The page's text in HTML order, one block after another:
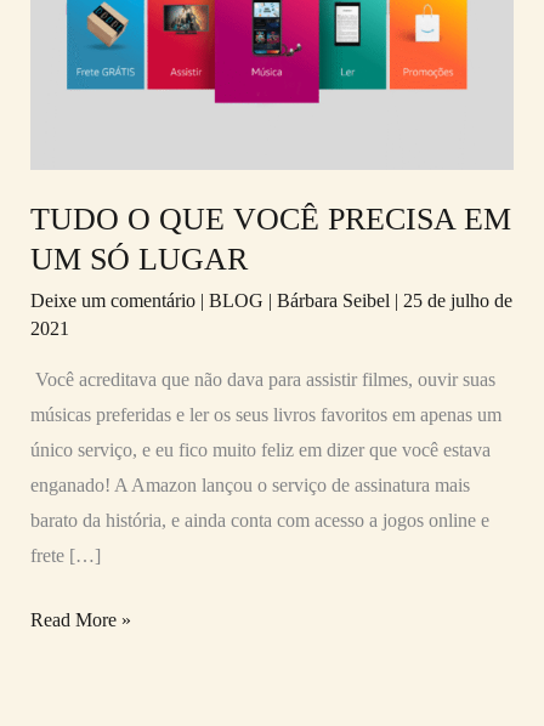
TUDO O QUE VOCÊ PRECISA EM
UM SÓ LUGAR
Deixe um comentário | BLOG | Bárbara Seibel | 25 de julho de
2021
Você acreditava que não dava para assistir filmes, ouvir suas
músicas preferidas e ler os seus livros favoritos em apenas um
único serviço, e eu fico muito feliz em dizer que você estava
enganado! A Amazon lançou o serviço de assinatura mais
barato da história, e ainda conta com acesso a jogos online e
frete […]
VOCÊ
PRECISA
SÓ
LUGAR
Read More »